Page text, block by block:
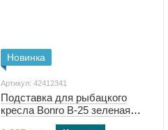
Новинка
Артикул: 42412341
Подставка для рыбацкого
кресла Bonro B-25 зеленая